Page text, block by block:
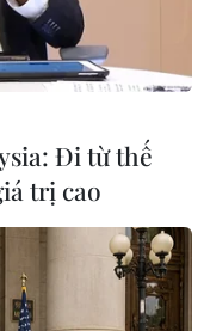
Đi từ thế
trị cao